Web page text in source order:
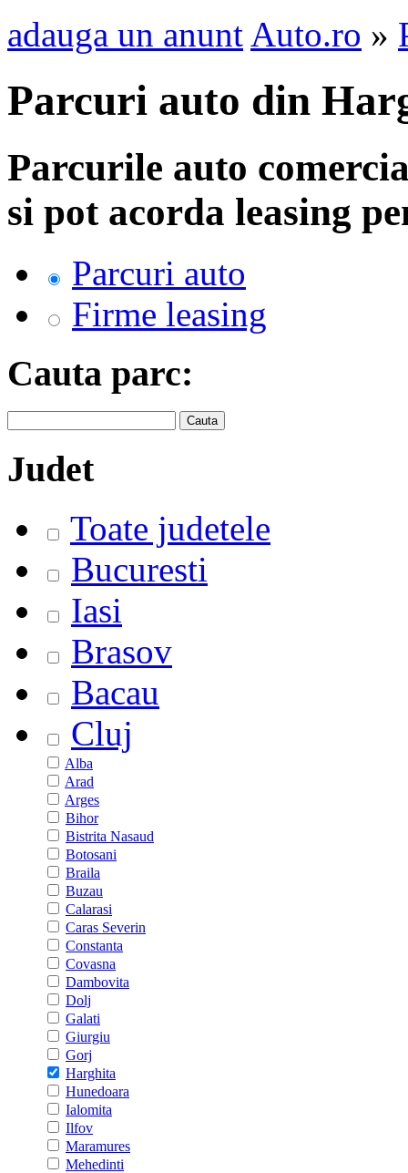
adauga un anunt Auto.ro »
Parcuri auto din
Parcurile auto
si pot acorda leasing
Parcuri auto
Firme leasing
Cauta parc:
Judet
Toate judetele
Bucuresti
Iasi
Brasov
Bacau
Cluj
Alba
Arad
Arges
Bihor
Bistrita Nasaud
Botosani
Braila
Buzau
Calarasi
Caras Severin
Constanta
Covasna
Dambovita
Dolj
Galati
Giurgiu
Gorj
Harghita
Hunedoara
Ialomita
Ilfov
Maramures
Mehedinti